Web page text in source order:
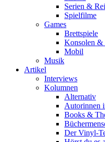
Serien &
Spielfilme
Games
Brettspiele
Konsolen &
Mobil
Musik
Artikel
Interviews
Kolumnen
Alternativ
Autorinnen
Books &
Der Vinyl-